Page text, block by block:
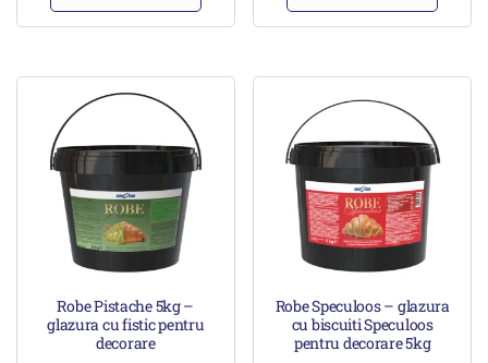
Robe Pistache 5kg –
glazura cu fistic pentru
decorare
Robe Speculoos – glazura
cu biscuiti Speculoos
pentru decorare 5kg